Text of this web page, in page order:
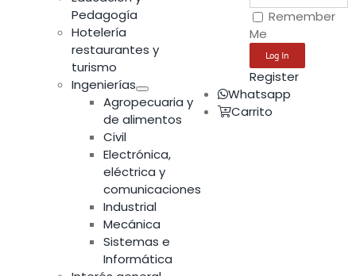
Pedagogía
Hotelería
restaurantes y
turismo
Ingenierías
Agropecuaria y
de alimentos
Civil
Electrónica,
eléctrica y
comunicaciones
Industrial
Mecánica
Sistemas e
Informática
Remember
Me
Register
Whatsapp
Carrito